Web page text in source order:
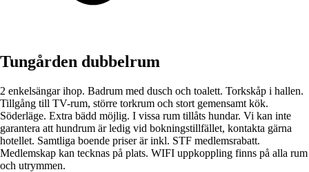
Tungården dubbelrum
2 enkelsängar ihop. Badrum med dusch och toalett. Torkskåp i hallen.
Tillgång till TV-rum, större torkrum och stort gemensamt kök.
Söderläge. Extra bädd möjlig. I vissa rum tillåts hundar. Vi kan inte
garantera att hundrum är ledig vid bokningstillfället, kontakta gärna
hotellet. Samtliga boende priser är inkl. STF medlemsrabatt.
Medlemskap kan tecknas på plats. WIFI uppkoppling finns på alla rum
och utrymmen.